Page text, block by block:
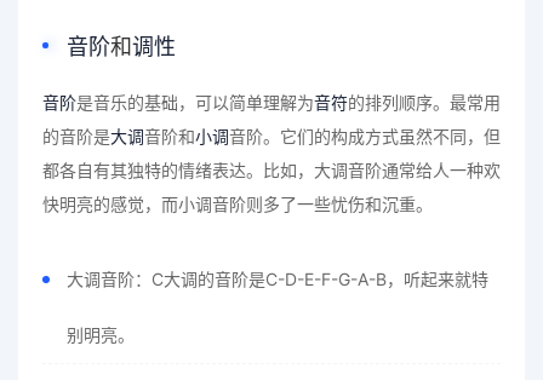
音阶和调性
音阶是音乐的基础，可以简单理解为音符的排列顺序。最常用
的音阶是大调音阶和小调音阶。它们的构成方式虽然不同，但
都各自有其独特的情绪表达。比如，大调音阶通常给人一种欢
快明亮的感觉，而小调音阶则多了一些忧伤和沉重。
大调音阶：C大调的音阶是C-D-E-F-G-A-B，听起来就特
别明亮。